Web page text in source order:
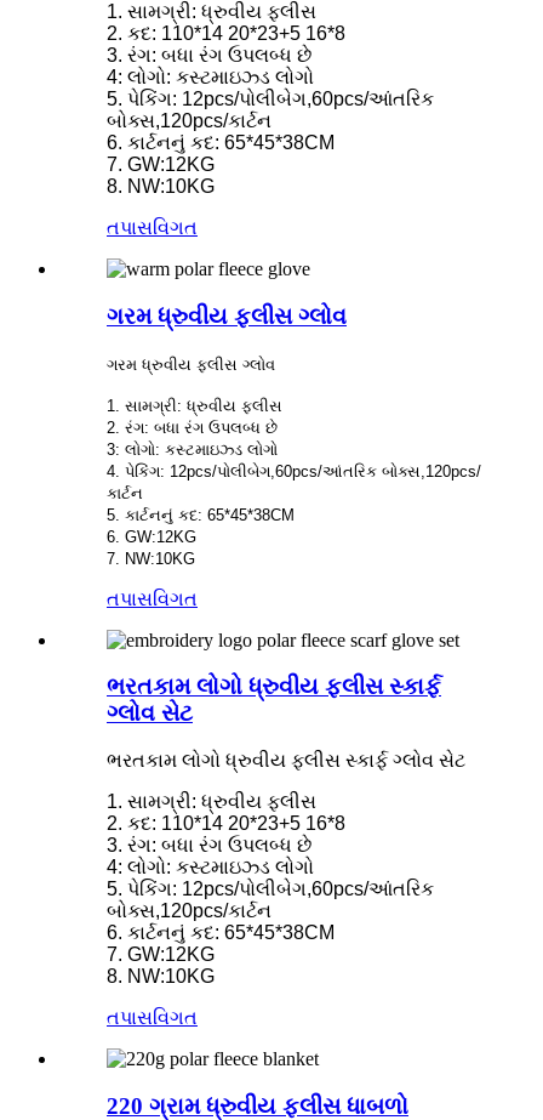
1. સામગ્રી: ધ્રુવીય ફ્લીસ
2. કદ: 110*14 20*23+5 16*8
3. રંગ: બધા રંગ ઉપલબ્ધ છે
4: લોગો: કસ્ટમાઇઝ્ડ લોગો
5. પેકિંગ: 12pcs/પોલીબેગ,60pcs/આંતરિક
બોક્સ,120pcs/કાર્ટન
6. કાર્ટનનું કદ: 65*45*38CM
7. GW:12KG
8. NW:10KG
તપાસવિગત
ગરમ ધ્રુવીય ફ્લીસ ગ્લોવ
ગરમ ધ્રુવીય ફ્લીસ ગ્લોવ
1. સામગ્રી: ધ્રુવીય ફ્લીસ
2. રંગ: બધા રંગ ઉપલબ્ધ છે
3: લોગો: કસ્ટમાઇઝ્ડ લોગો
4. પેકિંગ: 12pcs/પોલીબેગ,60pcs/આંતરિક બોક્સ,120pcs/
કાર્ટન
5. કાર્ટનનું કદ: 65*45*38CM
6. GW:12KG
7. NW:10KG
તપાસવિગત
ભરતકામ લોગો ધ્રુવીય ફ્લીસ સ્કાર્ફ
ગ્લોવ સેટ
ભરતકામ લોગો ધ્રુવીય ફ્લીસ સ્કાર્ફ ગ્લોવ સેટ
1. સામગ્રી: ધ્રુવીય ફ્લીસ
2. કદ: 110*14 20*23+5 16*8
3. રંગ: બધા રંગ ઉપલબ્ધ છે
4: લોગો: કસ્ટમાઇઝ્ડ લોગો
5. પેકિંગ: 12pcs/પોલીબેગ,60pcs/આંતરિક
બોક્સ,120pcs/કાર્ટન
6. કાર્ટનનું કદ: 65*45*38CM
7. GW:12KG
8. NW:10KG
તપાસવિગત
220 ગ્રામ ધ્રુવીય ફ્લીસ ધાબળો